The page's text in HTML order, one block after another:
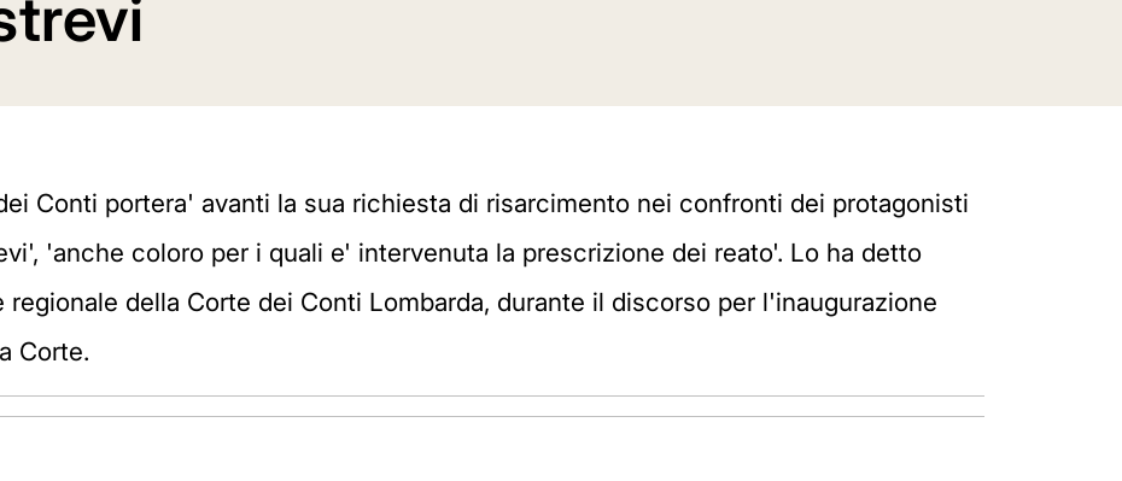
Conti portera' avanti la sua richiesta di risarcimento nei confronti dei protagonisti
'anche coloro per i quali e' intervenuta la prescrizione dei reato'. Lo ha detto
regionale della Corte dei Conti Lombarda, durante il discorso per l'inaugurazione
Corte.